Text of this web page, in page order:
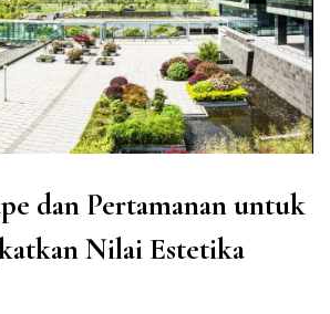
dan Pertamanan untuk
Nilai Estetika